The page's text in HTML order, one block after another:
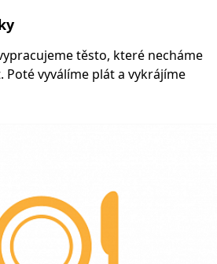
těsto, které necháme
vyválíme plát a vykrájíme